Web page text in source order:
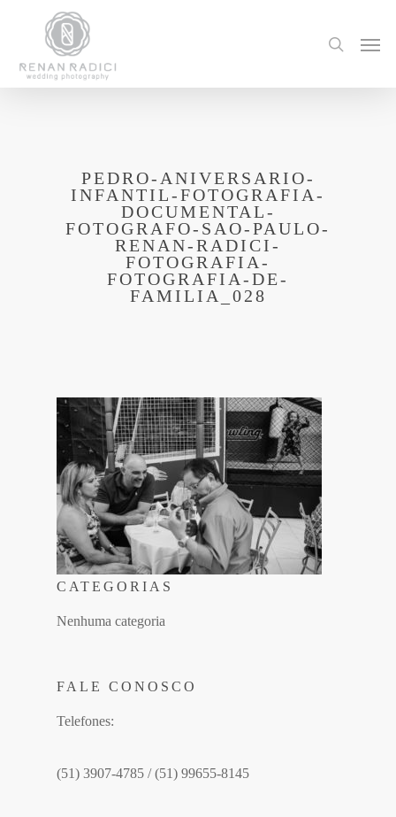
PEDRO-ANIVERSARIO-
INFANTIL-FOTOGRAFIA-
DOCUMENTAL-
FOTOGRAFO-SAO-PAULO-
RENAN-RADICI-
FOTOGRAFIA-
FOTOGRAFIA-DE-
FAMILIA_028
CATEGORIAS
Nenhuma categoria
FALE CONOSCO
Telefones:
(51) 3907-4785 / (51) 99655-8145